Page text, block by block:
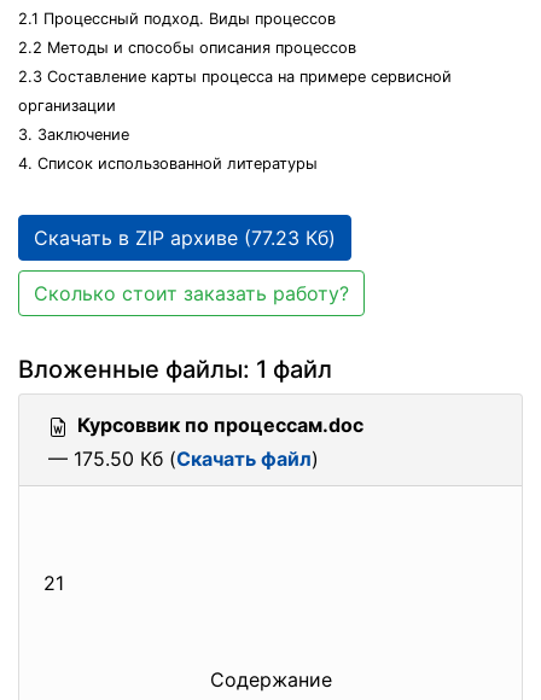
2.1 Процессный подход. Виды процессов
2.2 Методы и способы описания процессов
2.3 Составление карты процесса на примере сервисной
организации
3. Заключение
4. Список использованной литературы
Скачать в ZIP архиве (77.23 Кб)
Сколько стоит заказать работу?
Вложенные файлы: 1 файл
Курсоввик по процессам.doc
— 175.50 Кб (Скачать файл)
21
Содержание